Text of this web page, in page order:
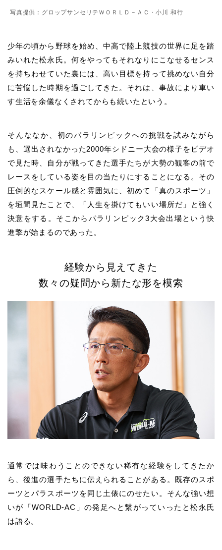
写真提供：グロップサンセリテＷＯＲＬＤ－ＡＣ・小川 和行
少年の頃から野球を始め、中高で陸上競技の世界に足を踏
みいれた松永氏。何をやってもそれなりにこなせるセンス
を持ちわせていた裏には、高い目標を持って挑めない自分
に苦悩した時期を過ごしてきた。それは、事故により車い
す生活を余儀なくされてからも続いたという。
そんななか、初のパラリンピックへの挑戦を試みながら
も、選出されなかった2000年シドニー大会の様子をビデオ
で見た時、自分が戦ってきた選手たちが大勢の観客の前で
レースをしている姿を目の当たりにすることになる。その
圧倒的なスケール感と雰囲気に、初めて「真のスポーツ」
を垣間見たことで、「人生を掛けてもいい場所だ」と強く
決意をする。そこからパラリンピック3大会出場という快
進撃が始まるのであった。
経験から見えてきた
数々の疑問から新たな形を模索
通常では味わうことのできない稀有な経験をしてきたか
ら、後進の選手たちに伝えられることがある。既存のスポ
ーツとパラスポーツを同じ土俵にのせたい。そんな強い想
いが「WORLD-AC」の発足へと繋がっていったと松永氏
は語る。